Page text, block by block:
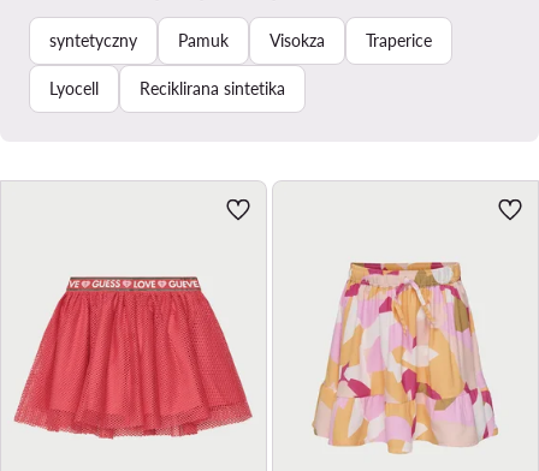
syntetyczny Pamuk Visokza Traperice
Lyocell Reciklirana sintetika